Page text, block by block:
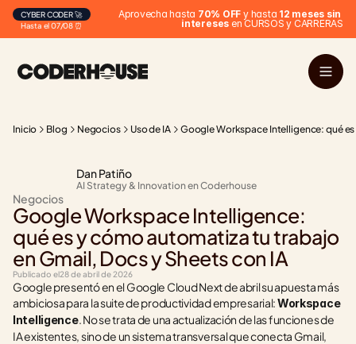
Hasta el 07/08 ⏰
CYBER CODER 🚀 Aprovecha hasta 70% OFF y hasta 12 meses sin
intereses en CURSOS y CARRERAS
Inicio Blog Negocios Uso de IA Google Workspace Intelligence: qué
Dan Patiño
AI Strategy & Innovation en Coderhouse
Negocios
Google Workspace Intelligence:
qué es y cómo automatiza tu trabajo
en Gmail, Docs y Sheets con IA
Publicado el28 de abril de 2026
Google presentó en el Google Cloud Next de abril su apuesta más
ambiciosa para la suite de productividad empresarial: Workspace
Intelligence. No se trata de una actualización de las funciones de
IA existentes, sino de un sistema transversal que conecta Gmail,